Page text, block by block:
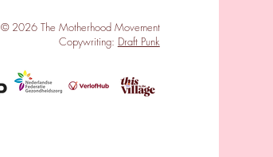
© 2026 The Motherhood Movement
Copywriting: Draft Punk